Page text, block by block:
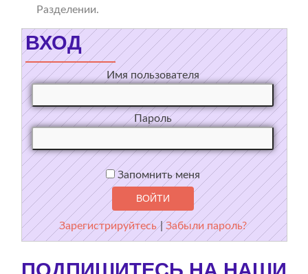
Разделении.
ВХОД
Имя пользователя
Пароль
Запомнить меня
Зарегистрируйтесь |Забыли пароль?